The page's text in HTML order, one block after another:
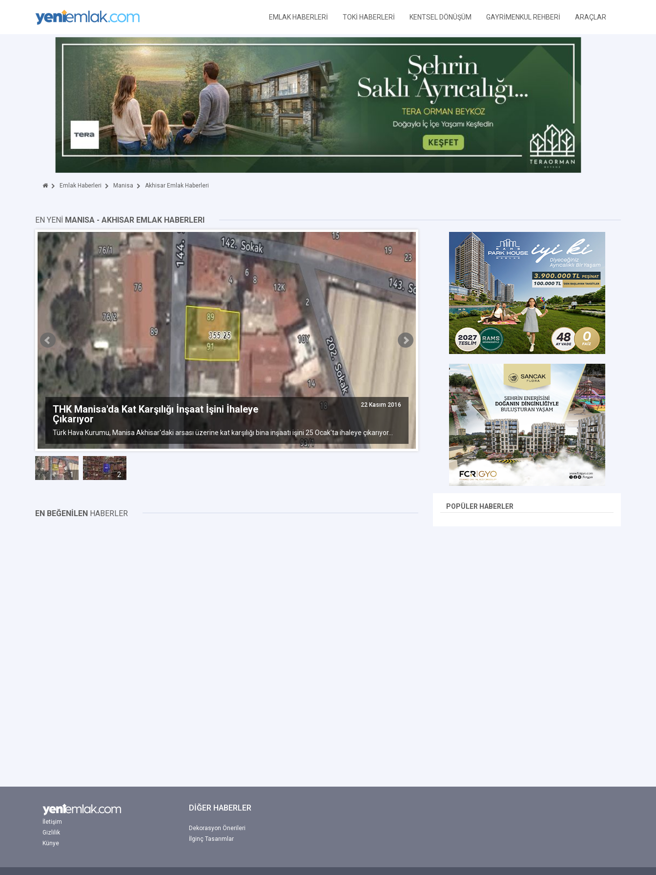
EMLAK HABERLERİ TOKİ HABERLERİ KENTSEL DÖNÜŞÜM GAYRİMENKUL REHBERİ ARAÇLAR
Emlak Haberleri Manisa Akhisar Emlak Haberleri
EN YENİ MANISA - AKHISAR EMLAK HABERLERI
THK Manisa'da Kat Karşılığı İnşaat İşini İhaleye
Çıkarıyor
22 Kasım 2016
Türk Hava Kurumu, Manisa Akhisar'daki arsası üzerine kat karşılığı bina inşaatı işini 25 Ocak'ta ihaleye çıkarıyor...
Manisa’ya 5 Milyonluk Sinema
Manisa Akhisar'deki en yeni konut projeleri hakkında ve emlak
incelemek için tıklayınız.
1 2
EN BEĞENİLEN HABERLER
POPÜLER HABERLER
İletişim
Gizlilik
Künye
DİĞER HABERLER
Dekorasyon Önerileri
İlginç Tasarımlar